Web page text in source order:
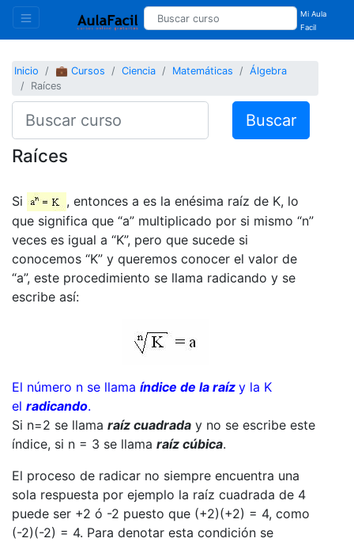
Mi Aula
Facil
Inicio 💼 Cursos Ciencia Matemáticas
Álgebra
Raíces
Buscar
Raíces
Si
, entonces a es la enésima raíz de K, lo
que significa que “a” multiplicado por si mismo “n”
veces es igual a “K”, pero que sucede si
conocemos “K” y queremos conocer el valor de
“a”, este procedimiento se llama radicando y se
escribe así:
El número n se llama índice de la raíz y la K
el radicando.
Si n=2 se llama raíz cuadrada y no se escribe este
índice, si n = 3 se llama raíz cúbica.
El proceso de radicar no siempre encuentra una
sola respuesta por ejemplo la raíz cuadrada de 4
puede ser +2 ó -2 puesto que (+2)(+2) = 4, como
(-2)(-2) = 4. Para denotar esta condición se